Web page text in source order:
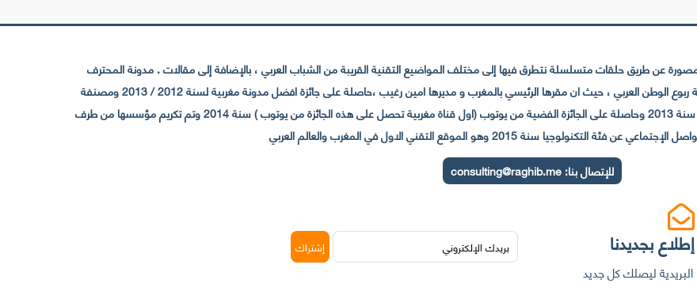
عن طريق حلقات متسلسلة نتطرق فيها إلى مختلف المواضيع التقنية القريبة من الشباب العربي ، بالإضافة إلى مقالات . مدونة المحترف
تأسست سنة 2009 حيث تستقطب الآن عدد كبير من الزوار من كافة ربوع الوطن العربي ، حيث ان مقرها الرئيسي بالمغرب و مديرها امين رغيب ،حاصلة على جائزة افضل مدونة مغربية لسنة 2012 / 2013 ومصنفة
ضمن افضل 10 مدونات عربية حسب المركز الدولي للصحفيين ICFJ سنة 2013 وحاصلة على الجائزة الفضية من يوتوب (اول قناة مغربية تحصل على هذه الجائزة من يوتوب ) سنة 2014 وتم تكريم مؤسسها من طرف
التكنولوجيا سنة 2015 وهو الموقع التقني الاول في المغرب والعالم العربي
للإتصال بنا:consulting@raghib.me
بجديدنا
ليصلك كل جديد